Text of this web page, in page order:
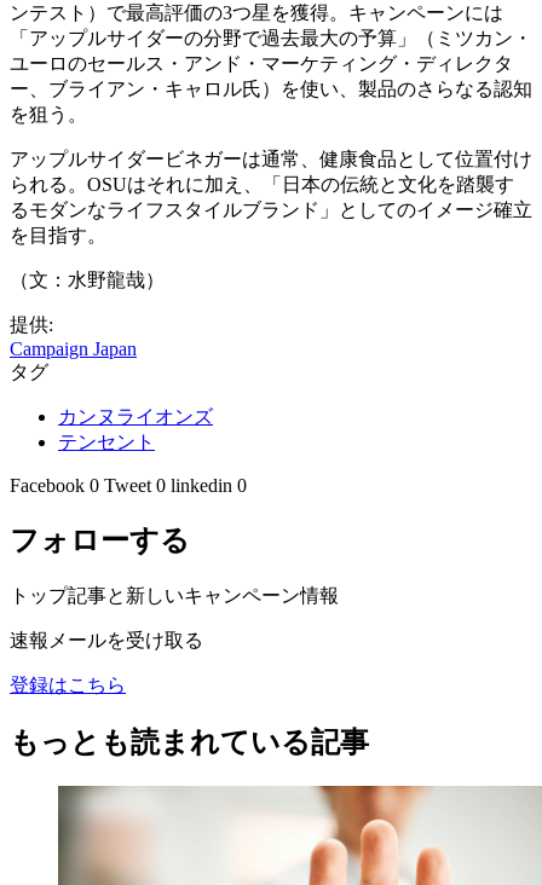
ンテスト）で最高評価の3つ星を獲得。キャンペーンには
「アップルサイダーの分野で過去最大の予算」（ミツカン・
ユーロのセールス・アンド・マーケティング・ディレクタ
ー、ブライアン・キャロル氏）を使い、製品のさらなる認知
を狙う。
アップルサイダービネガーは通常、健康食品として位置付け
られる。OSUはそれに加え、「日本の伝統と文化を踏襲す
るモダンなライフスタイルブランド」としてのイメージ確立
を目指す。
（文：水野龍哉）
提供:
Campaign Japan
タグ
カンヌライオンズ
テンセント
Facebook 0 Tweet 0 linkedin 0
フォローする
トップ記事と新しいキャンペーン情報
速報メールを受け取る
登録はこちら
もっとも読まれている記事